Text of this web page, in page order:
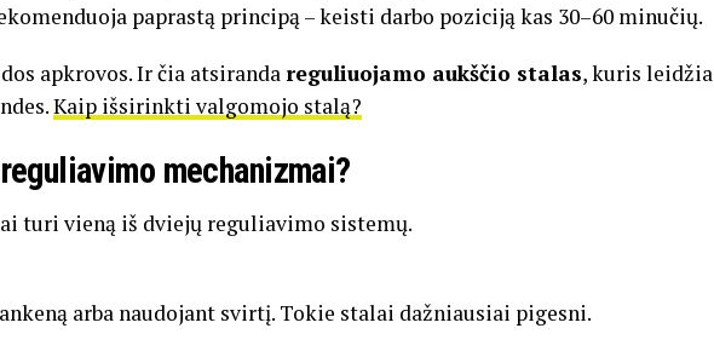
paprastą principą –keisti darbo pozicijąkas 30–60 minučių.
apkrovos.Irčia atsirandareguliuojamo aukščio stalas,kuris leidžia
Kaip išsirinkti valgomojo stalą?
reguliavimo mechanizmai?
turi vieną iš dviejų reguliavimo sistemų.
arba naudojant svirtį. Tokie stalai dažniausiai pigesni.